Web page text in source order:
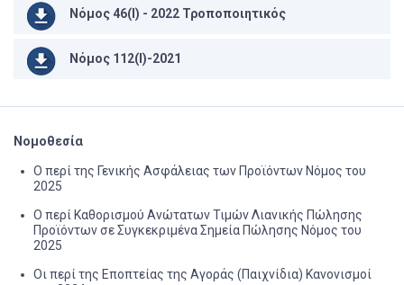
Nόμος 46(I) - 2022 Τροποποιητικός
Νόμος 112(Ι)-2021
Νομοθεσία
Ο περί της Γενικής Ασφάλειας των Προϊόντων Νόμος του
2025
Ο περί Καθορισμού Ανώτατων Τιμών Λιανικής Πώλησης
Προϊόντων σε Συγκεκριμένα Σημεία Πώλησης Νόμος του
2025
Οι περί της Εποπτείας της Αγοράς (Παιχνίδια) Κανονισμοί